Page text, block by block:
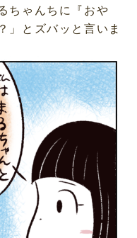
ちゃんちに『おや
」とズバッと言いま